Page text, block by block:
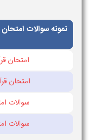
نمونه سوالات
امتحان
امتحان
سوالات
سوالات